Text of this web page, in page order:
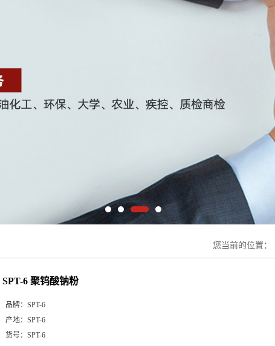
您当前的位置：
SPT-6 聚钨酸钠粉
品牌： SPT-6
产地： SPT-6
货号： SPT-6